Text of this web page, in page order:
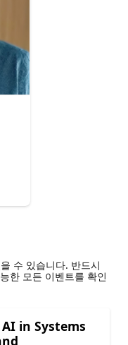
수 있습니다. 반드시
한 모든 이벤트를 확인
in Systems